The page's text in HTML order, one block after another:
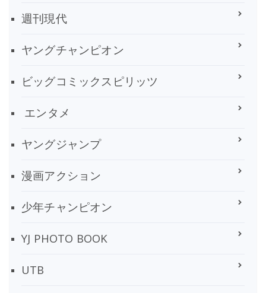
週刊現代
ヤングチャンピオン
ビッグコミックスピリッツ
エンタメ
ヤングジャンプ
漫画アクション
少年チャンピオン
YJ PHOTO BOOK
UTB